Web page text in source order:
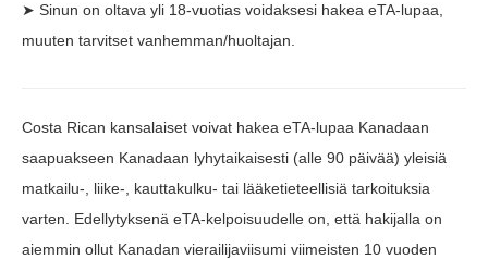
➤ Sinun on oltava yli 18-vuotias voidaksesi hakea eTA-lupaa,
muuten tarvitset vanhemman/huoltajan.
Costa Rican kansalaiset voivat hakea eTA-lupaa Kanadaan
saapuakseen Kanadaan lyhytaikaisesti (alle 90 päivää) yleisiä
matkailu-, liike-, kauttakulku- tai lääketieteellisiä tarkoituksia
varten. Edellytyksenä eTA-kelpoisuudelle on, että hakijalla on
aiemmin ollut Kanadan vierailijaviisumi viimeisten 10 vuoden